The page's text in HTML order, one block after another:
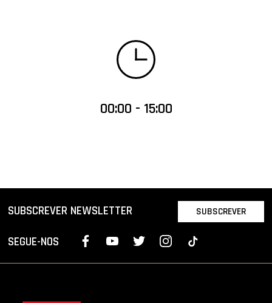
00:00 - 15:00
SUBSCREVER NEWSLETTER SUBSCREVER
SEGUE-NOS